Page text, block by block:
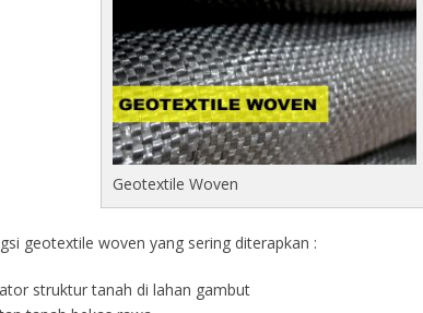
Geotextile Woven
geotextile woven yang sering diterapkan :
struktur tanah di lahan gambut